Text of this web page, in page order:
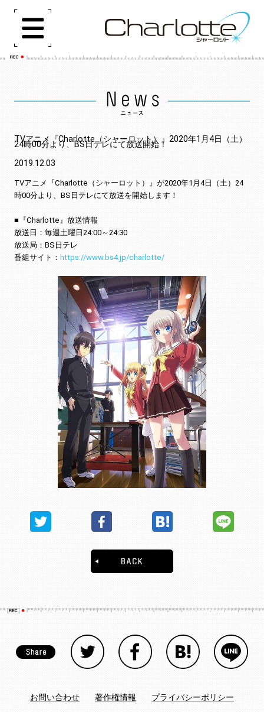
TVアニメ『Charlotte（シャーロット
24時00分より、BS日テレにて放送開
2019.12.03
TVアニメ『Charlotte（シャーロット）
時00分より、BS日テレにて放送を開始し
■『Charlotte』放送情報
放送日：毎週土曜日24:00～24:30
放送局：BS日テレ
番組サイト：https://www.bs4.jp/